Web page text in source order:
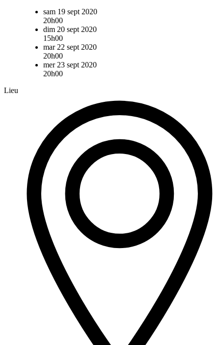
sam 19 sept 2020
20h00
dim 20 sept 2020
15h00
mar 22 sept 2020
20h00
mer 23 sept 2020
20h00
Lieu